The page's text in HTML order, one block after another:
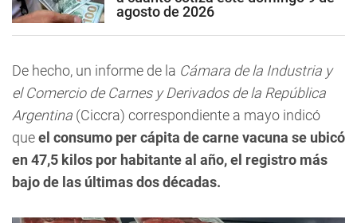
agosto de 2026
De hecho, un informe de la Cámara de la Industria y
el Comercio de Carnes y Derivados de la República
Argentina (Ciccra) correspondiente a mayo indicó
queel consumo per cápita de carne vacuna se ubicó
en 47,5 kilos por habitante al año, el registro más
bajo de las últimas dos décadas.